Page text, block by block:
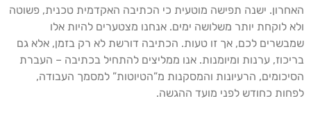
האחרון. ישנה תפישה מוטעית כי הכתיבה האקדמית טכנית, פשוטה
ולא לוקחת יותר משלושה ימים. אנחנו מצטערים להיות אלו
שמבשרים לכם, אך זו טעות. הכתיבה דורשת לא רק בזמן, אלא גם
בריכוז, ערנות ומיומנות. אנו ממליצים להתחיל בכתיבה – העברת
הסיכומים, הרעיונות והמסקנות מ”הטיוטות” למסמך העבודה,
לפחות כחודש לפני מועד ההגשה.